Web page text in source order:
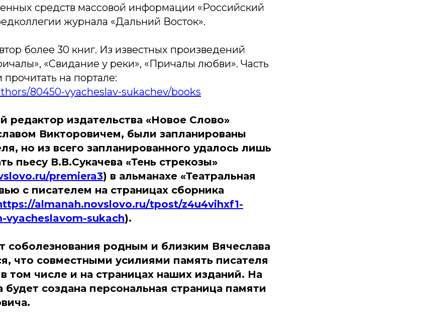
средств массовой информации «Российский
журнала «Дальний Восток».
более 30 книг. Из известных произведений
«Свидание у реки», «Причалы любви». Часть
на портале:
80450-vyacheslav-sukachev/books
редактор издательства «Новое Слово»
Викторовичем, были запланированы
но из всего запланированного удалось лишь
пьесу В.В.Сукачева «Тень стрекозы»
premiera3) в альманахе «Театральная
с писателем на страницах сборника
almanah.novslovo.ru/tpost/z4u4vihxf1-
vyacheslavom-sukach).
соболезнования родным и близким Вячеслава
что совместными усилиями память писателя
том числе и на страницах наших изданий. На
будет создана персональная страница памяти